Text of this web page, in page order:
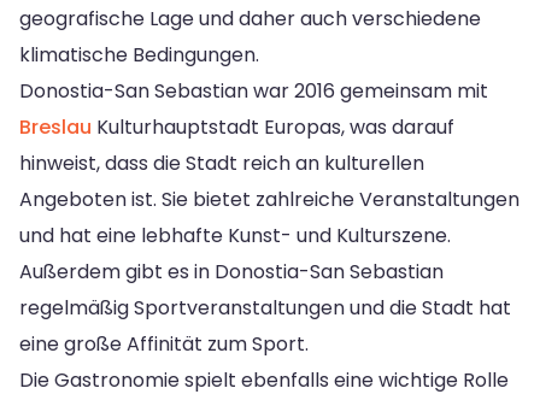
geografische Lage und daher auch verschiedene
klimatische Bedingungen.
Donostia-San Sebastian war 2016 gemeinsam mit
Breslau Kulturhauptstadt Europas, was darauf
hinweist, dass die Stadt reich an kulturellen
Angeboten ist. Sie bietet zahlreiche Veranstaltungen
und hat eine lebhafte Kunst- und Kulturszene.
Außerdem gibt es in Donostia-San Sebastian
regelmäßig Sportveranstaltungen und die Stadt hat
eine große Affinität zum Sport.
Die Gastronomie spielt ebenfalls eine wichtige Rolle